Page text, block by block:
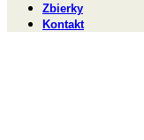
Zbierky
Kontakt